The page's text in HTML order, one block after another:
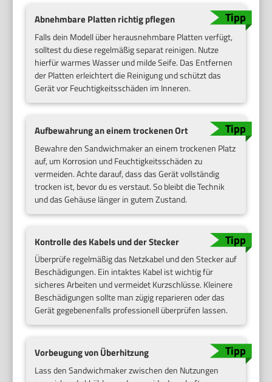
Abnehmbare Platten richtig pflegen
Falls dein Modell über herausnehmbare Platten verfügt,
solltest du diese regelmäßig separat reinigen. Nutze
hierfür warmes Wasser und milde Seife. Das Entfernen
der Platten erleichtert die Reinigung und schützt das
Gerät vor Feuchtigkeitsschäden im Inneren.
Aufbewahrung an einem trockenen Ort
Bewahre den Sandwichmaker an einem trockenen Platz
auf, um Korrosion und Feuchtigkeitsschäden zu
vermeiden. Achte darauf, dass das Gerät vollständig
trocken ist, bevor du es verstaut. So bleibt die Technik
und das Gehäuse länger in gutem Zustand.
Kontrolle des Kabels und der Stecker
Überprüfe regelmäßig das Netzkabel und den Stecker auf
Beschädigungen. Ein intaktes Kabel ist wichtig für
sicheres Arbeiten und vermeidet Kurzschlüsse. Kleinere
Beschädigungen sollte man zügig reparieren oder das
Gerät gegebenenfalls professionell überprüfen lassen.
Vorbeugung von Überhitzung
Lass den Sandwichmaker zwischen den Nutzungen